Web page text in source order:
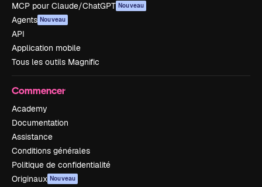
MCP pour Claude/ChatGPT Nouveau
Agents Nouveau
API
Application mobile
Tous les outils Magnific
Commencer
Academy
Documentation
Assistance
Conditions générales
Politique de confidentialité
Originaux Nouveau